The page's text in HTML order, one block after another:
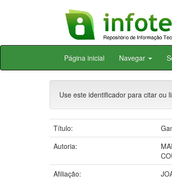
Skip
Página inicial Navegar
Use este identificador para citar ou
Título:
Autoria:
Afiliação: